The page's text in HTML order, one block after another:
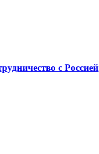
с Россией